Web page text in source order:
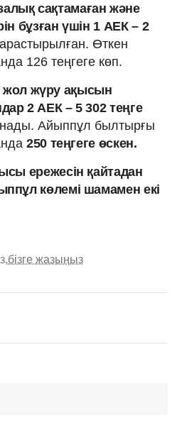
сақтамаған және
бұзған үшін 1 АЕК – 2
Өткен
126 теңгеге көп.
жол жүру ақысын
2 АЕК – 5 302 теңге
Айыппұл былтырғы
250 теңгеге өскен.
ережесін қайтадан
көлемі шамамен екі
бізге жазыңыз